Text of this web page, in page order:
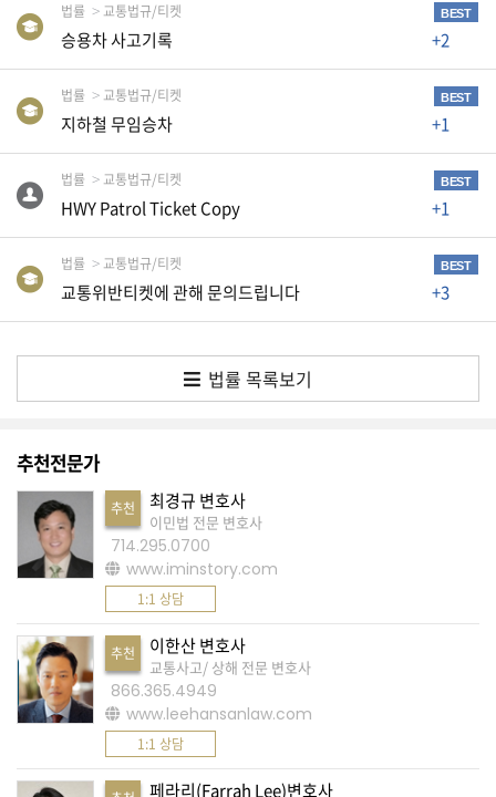
K
비
속
어
상
호
글
금
지
합
니
다
빈
번
조
법률 교통법규/티켓 BEST
승용차 사고기록 +2
법률 교통법규/티켓 BEST
지하철 무임승차 +1
법률 교통법규/티켓 BEST
HWY Patrol Ticket Copy +1
법률 교통법규/티켓 BEST
교통위반티켓에 관해 문의드립니다 +3
법률 목록보기
추천전문가
추천 최경규 변호사
이민법 전문 변호사
714.295.0700
www.iminstory.com
1:1 상담
추천 이한산 변호사
교통사고/ 상해 전문 변호사
866.365.4949
www.leehansanlaw.com
1:1 상담
페라리(Farrah Lee)변호사